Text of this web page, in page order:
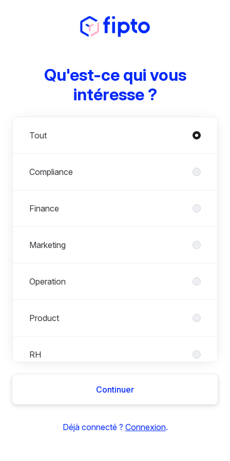
Qu'est-ce qui vous
intéresse ?
Tout
Compliance
Finance
Marketing
Operation
Product
RH
Continuer
Déjà connecté ? Connexion.